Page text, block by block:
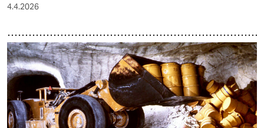
4.4.2026